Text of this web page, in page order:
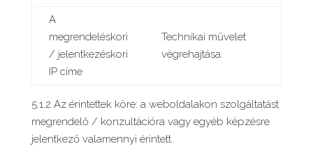
A
megrendeléskori
/ jelentkezéskori
IP címe
Technikai művelet
végrehajtása.
5.1.2 Az érintettek köre: a weboldalakon szolgáltatást
megrendelő / konzultációra vagy egyéb képzésre
jelentkező valamennyi érintett.